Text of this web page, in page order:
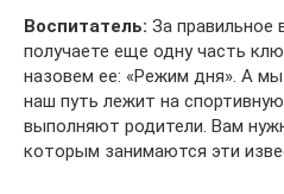
Воспитатель: За правильное
получаете еще одну часть
назовем ее: «Режим дня». А
наш путь лежит на
выполняют родители. Вам
которым занимаются эти